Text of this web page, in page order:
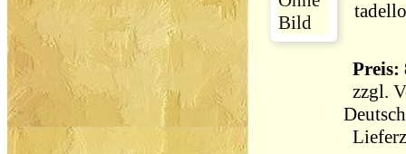
Preis:
zzgl.